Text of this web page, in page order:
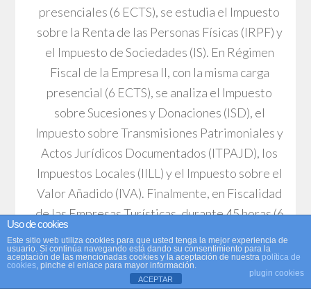
presenciales (6 ECTS), se estudia el Impuesto
sobre la Renta de las Personas Físicas (IRPF) y
el Impuesto de Sociedades (IS). En Régimen
Fiscal de la Empresa II, con la misma carga
presencial (6 ECTS), se analiza el Impuesto
sobre Sucesiones y Donaciones (ISD), el
Impuesto sobre Transmisiones Patrimoniales y
Actos Jurídicos Documentados (ITPAJD), los
Impuestos Locales (IILL) y el Impuesto sobre el
Valor Añadido (IVA). Finalmente, en Fiscalidad
de las Empresas Turísticas, durante 45 horas (6
ECTS), se analiza el IRPF, IS y el IVA. Aunque el
contenido pueda parecer muy parecido entre
Régimen Fiscal de la Empresa I y Fiscalidad de
Uso de cookies
Este sitio web utiliza cookies para que usted tenga la mejor experiencia de
usuario. Si continúa navegando está dando su consentimiento para la
aceptación de las mencionadas cookies y la aceptación de nuestra política de
cookies, pinche el enlace para mayor información.
plugin cookies
ACEPTAR